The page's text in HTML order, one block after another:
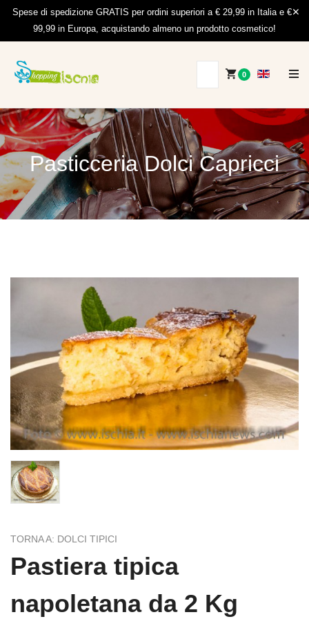
Spese di spedizione GRATIS per ordini superiori a € 29,99 in Italia e €
99,99 in Europa, acquistando almeno un prodotto cosmetico!
0
Pasticceria Dolci Capricci
TORNA A: DOLCI TIPICI
Pastiera tipica
napoletana da 2 Kg